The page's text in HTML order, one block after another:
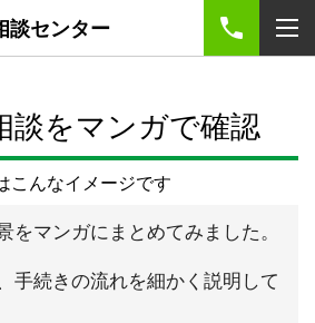
談センター
談をマンガで確認
こんなイメージです
をマンガにまとめてみました。
手続きの流れを細かく説明して